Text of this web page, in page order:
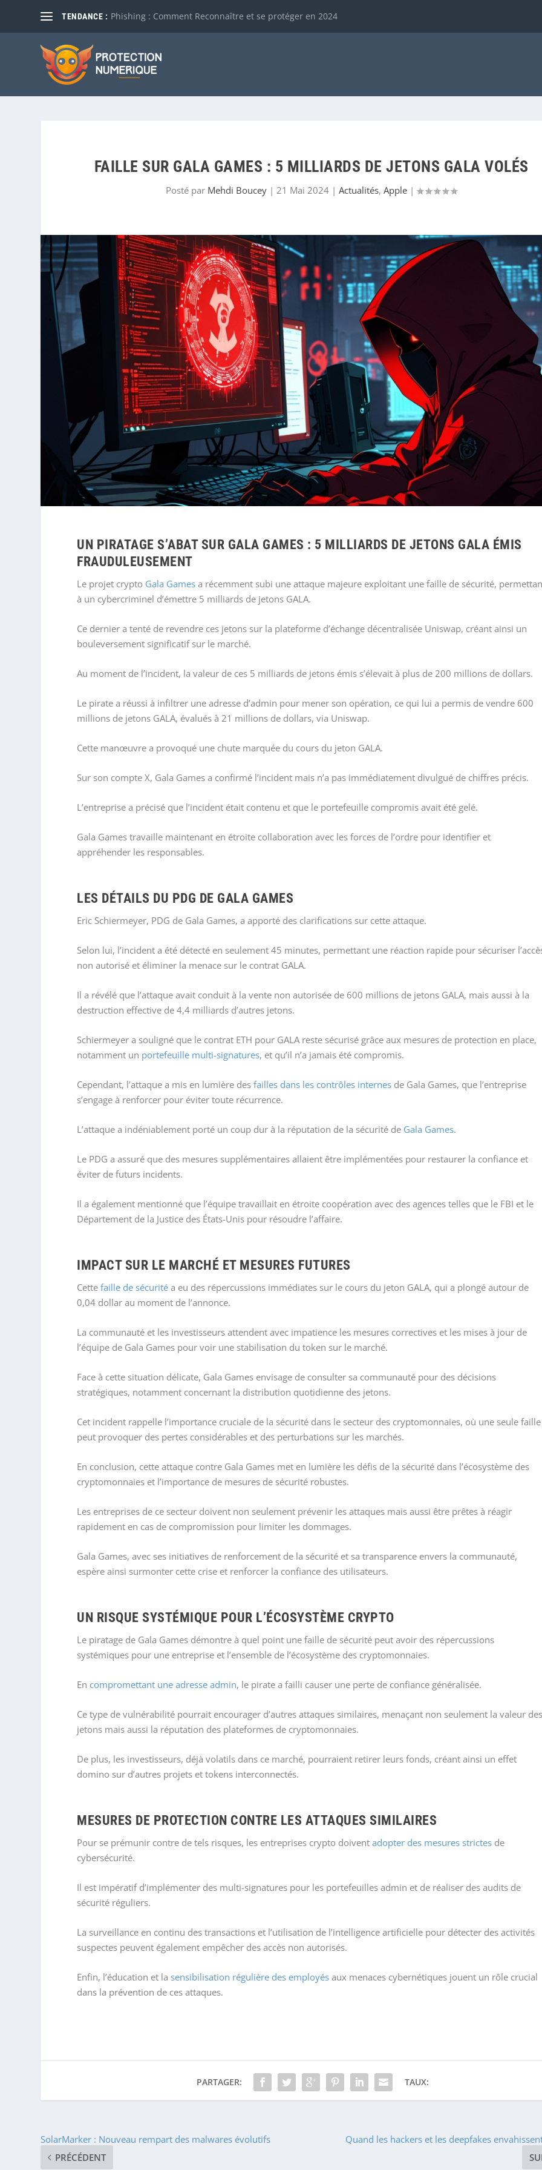
TENDANCE : Phishing : Comment Reconnaître et se protéger en 2024
FAILLE SUR GALA GAMES : 5 MILLIARDS DE JETONS GALA VOLÉS
Posté par Mehdi Boucey | 21 Mai 2024 |Actualités,Apple |
UN PIRATAGE S’ABAT SUR GALA GAMES : 5 MILLIARDS DE JETONS GALA ÉMIS
FRAUDULEUSEMENT
Le projet crypto Gala Games a récemment subi une attaque majeure exploitant une faille de sécurité,
à un cybercriminel d’émettre 5 milliards de jetons GALA.
Ce dernier a tenté de revendre ces jetons sur la plateforme d’échange décentralisée Uniswap, créant ainsi un
bouleversement significatif sur le marché.
Au moment de l’incident, la valeur de ces 5 milliards de jetons émis s’élevait à plus de 200 millions de dollars.
Le pirate a réussi à infiltrer une adresse d’admin pour mener son opération, ce qui lui a permis de vendre 600
millions de jetons GALA, évalués à 21 millions de dollars, via Uniswap.
Cette manœuvre a provoqué une chute marquée du cours du jeton GALA.
Sur son compte X, Gala Games a confirmé l’incident mais n’a pas immédiatement divulgué de chiffres précis.
L’entreprise a précisé que l’incident était contenu et que le portefeuille compromis avait été gelé.
Gala Games travaille maintenant en étroite collaboration avec les forces de l’ordre pour identifier et
appréhender les responsables.
LES DÉTAILS DU PDG DE GALA GAMES
Eric Schiermeyer, PDG de Gala Games, a apporté des clarifications sur cette attaque.
Selon lui, l’incident a été détecté en seulement 45 minutes, permettant une réaction rapide pour sécuriser
non autorisé et éliminer la menace sur le contrat GALA.
Il a révélé que l’attaque avait conduit à la vente non autorisée de 600 millions de jetons GALA, mais aussi à la
destruction effective de 4,4 milliards d’autres jetons.
Schiermeyer a souligné que le contrat ETH pour GALA reste sécurisé grâce aux mesures de protection en place,
notamment un portefeuille multi-signatures, et qu’il n’a jamais été compromis.
Cependant, l’attaque a mis en lumière desfailles dans les contrôles internes de Gala Games, que l’entreprise
s’engage à renforcer pour éviter toute récurrence.
L’attaque a indéniablement porté un coup dur à la réputation de la sécurité de Gala Games.
Le PDG a assuré que des mesures supplémentaires allaient être implémentées pour restaurer la confiance et
éviter de futurs incidents.
Il a également mentionné que l’équipe travaillait en étroite coopération avec des agences telles que le FBI et le
Département de la Justice des États-Unis pour résoudre l’affaire.
IMPACT SUR LE MARCHÉ ET MESURES FUTURES
Cettefaille de sécurité a eu des répercussions immédiates sur le cours du jeton GALA, qui a plongé autour de
0,04 dollar au moment de l’annonce.
La communauté et les investisseurs attendent avec impatience les mesures correctives et les mises à jour de
l’équipe de Gala Games pour voir une stabilisation du token sur le marché.
Face à cette situation délicate, Gala Games envisage de consulter sa communauté pour des décisions
stratégiques, notamment concernant la distribution quotidienne des jetons.
Cet incident rappelle l’importance cruciale de la sécurité dans le secteur des cryptomonnaies, où une seule faille
peut provoquer des pertes considérables et des perturbations sur les marchés.
En conclusion, cette attaque contre Gala Games met en lumière les défis de la sécurité dans l’écosystème des
cryptomonnaies et l’importance de mesures de sécurité robustes.
Les entreprises de ce secteur doivent non seulement prévenir les attaques mais aussi être prêtes à réagir
rapidement en cas de compromission pour limiter les dommages.
Gala Games, avec ses initiatives de renforcement de la sécurité et sa transparence envers la communauté,
espère ainsi surmonter cette crise et renforcer la confiance des utilisateurs.
UN RISQUE SYSTÉMIQUE POUR L’ÉCOSYSTÈME CRYPTO
Le piratage de Gala Games démontre à quel point une faille de sécurité peut avoir des répercussions
systémiques pour une entreprise et l’ensemble de l’écosystème des cryptomonnaies.
En compromettant une adresse admin, le pirate a failli causer une perte de confiance généralisée.
Ce type de vulnérabilité pourrait encourager d’autres attaques similaires, menaçant non seulement la valeur
jetons mais aussi la réputation des plateformes de cryptomonnaies.
De plus, les investisseurs, déjà volatils dans ce marché, pourraient retirer leurs fonds, créant ainsi un effet
domino sur d’autres projets et tokens interconnectés.
MESURES DE PROTECTION CONTRE LES ATTAQUES SIMILAIRES
Pour se prémunir contre de tels risques, les entreprises crypto doiventadopter des mesures strictes de
cybersécurité.
Il est impératif d’implémenter des multi-signatures pour les portefeuilles admin et de réaliser des audits de
sécurité réguliers.
La surveillance en continu des transactions et l’utilisation de l’intelligence artificielle pour détecter des activités
suspectes peuvent également empêcher des accès non autorisés.
Enfin, l’éducation et lasensibilisation régulière des employés aux menaces cybernétiques jouent un rôle crucial
dans la prévention de ces attaques.
PARTAGER: TAUX:
SolarMarker : Nouveau rempart des malwares évolutifs
PRÉCÉDENT
Quand les hackers et les deepfakes